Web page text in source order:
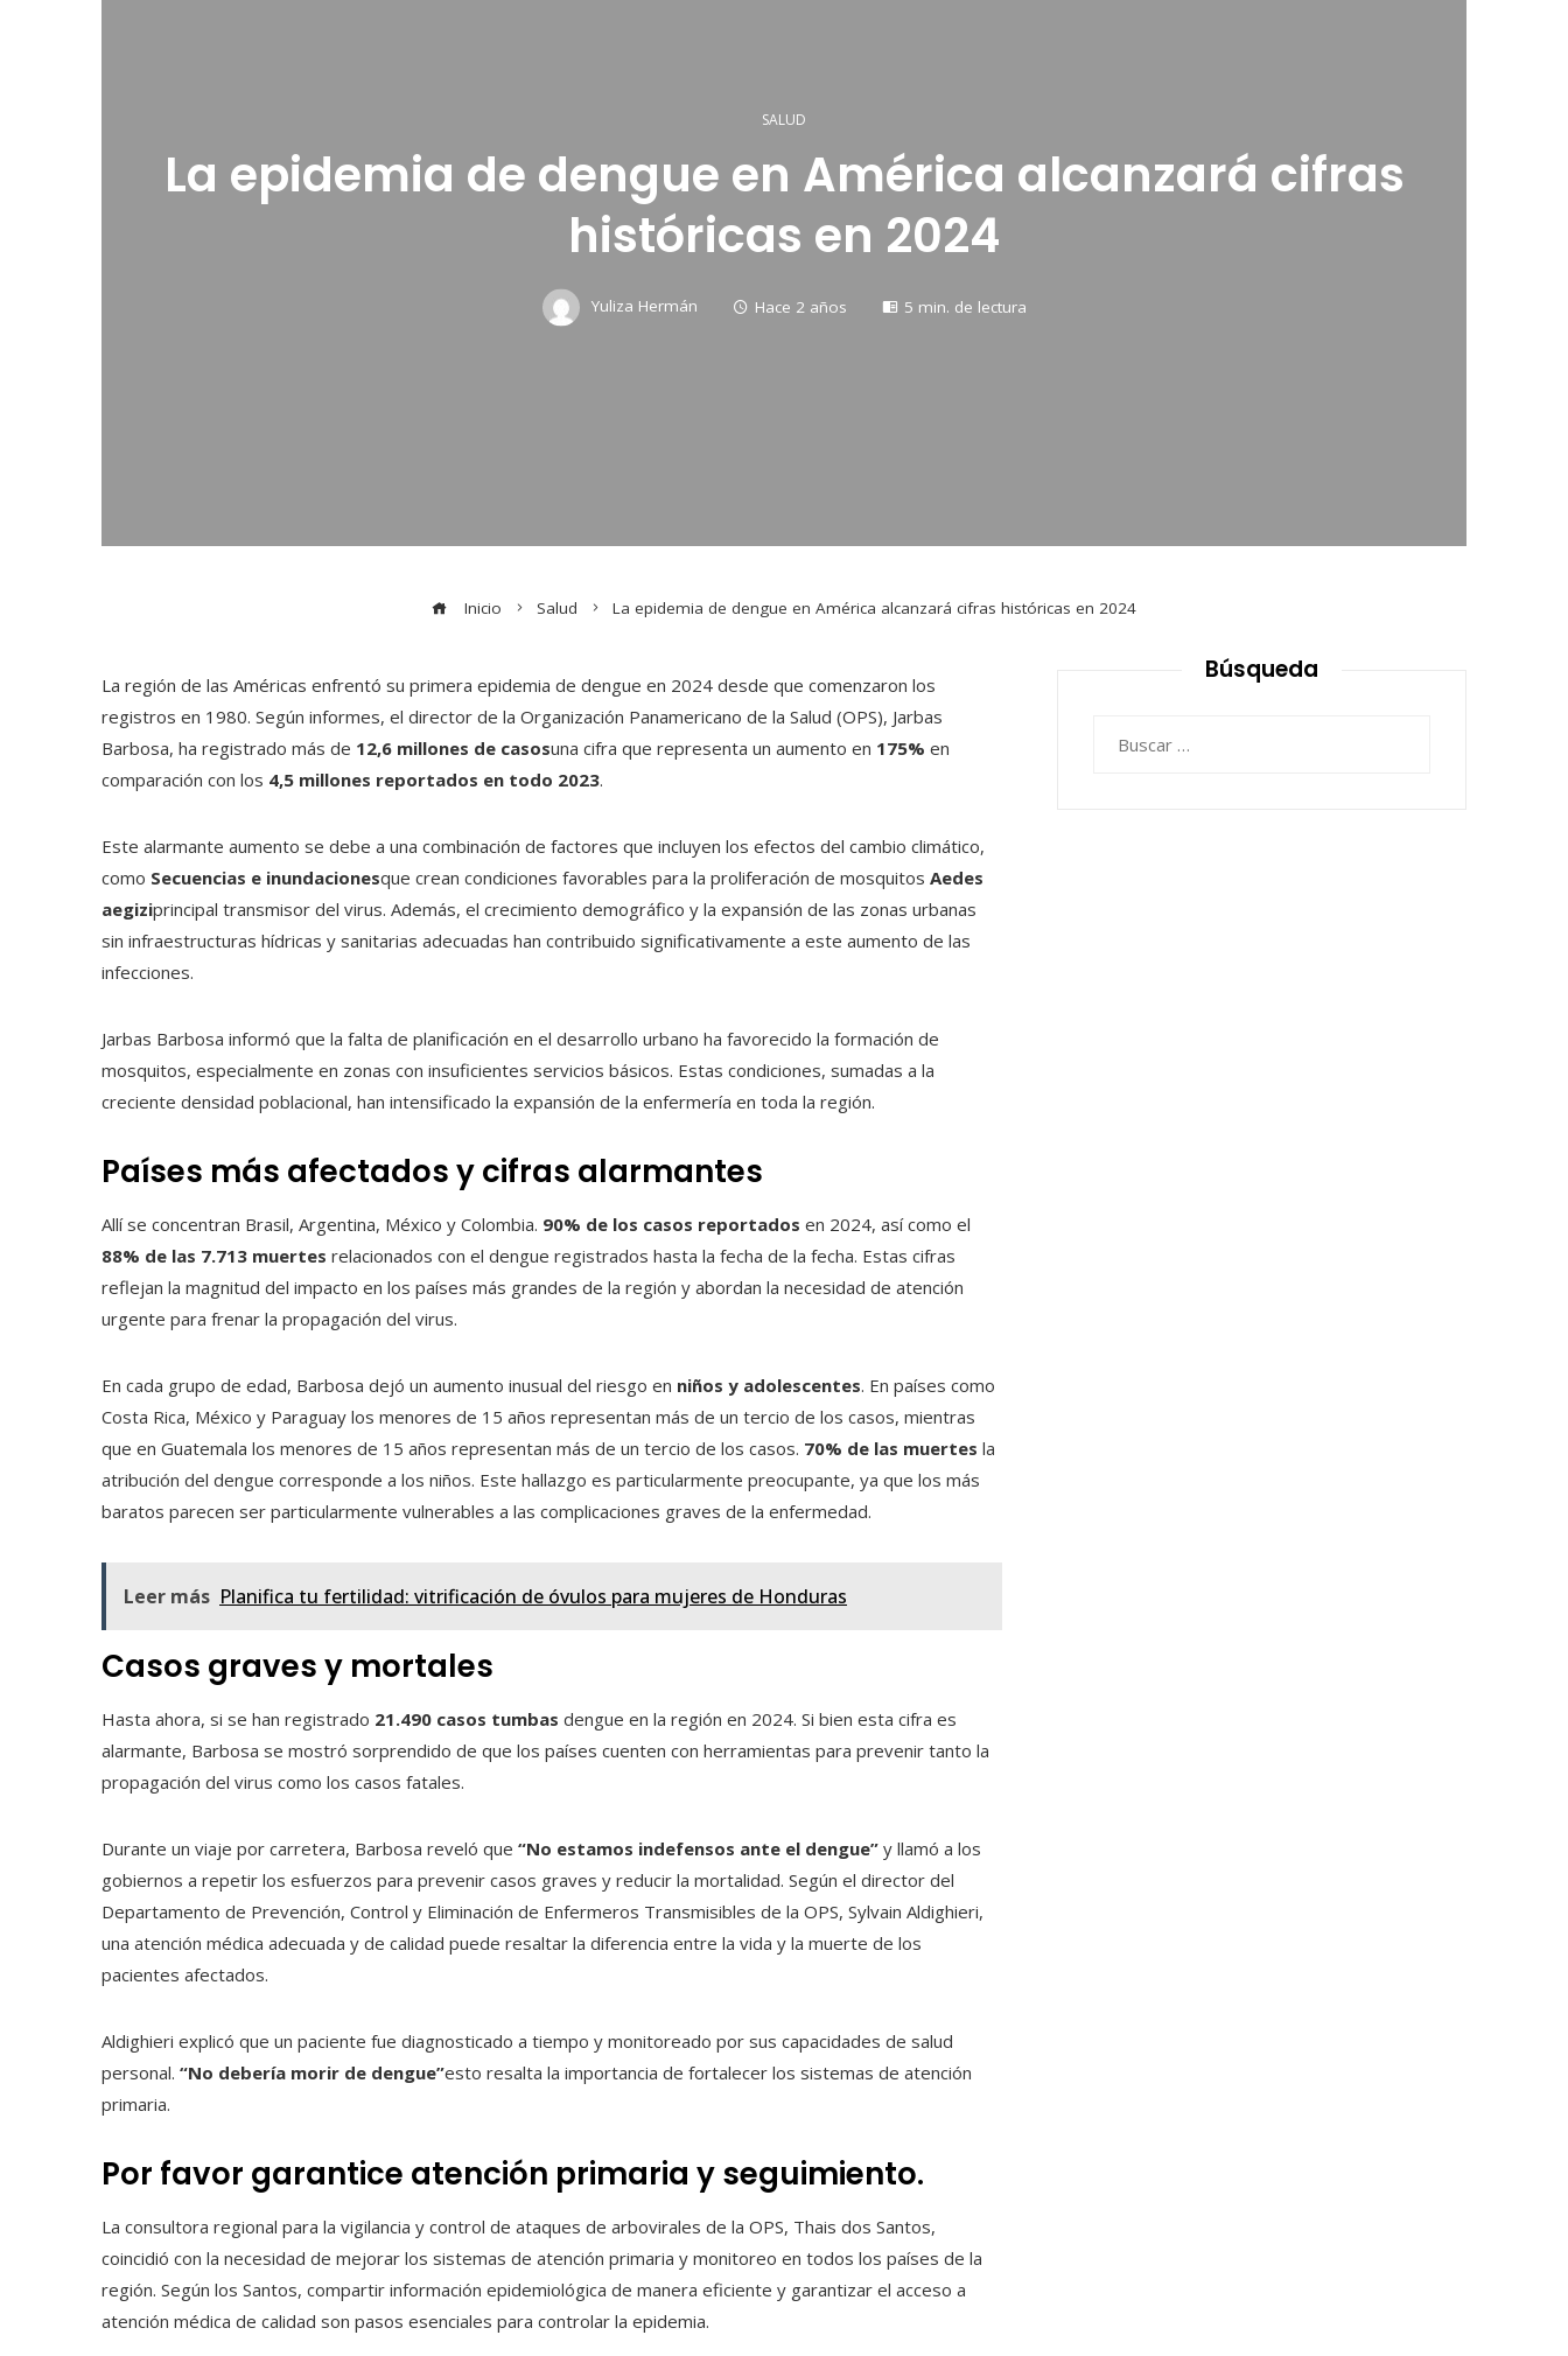
SALUD
La epidemia de dengue en América alcanzará cifras
históricas en 2024
Yuliza Hermán Hace 2 años 5 min. de lectura
Inicio Salud La epidemia de dengue en América alcanzará cifras históricas en 2024
La región de las Américas enfrentó su primera epidemia de dengue en 2024 desde que comenzaron los
registros en 1980. Según informes, el director de la Organización Panamericano de la Salud (OPS), Jarbas
Barbosa, ha registrado más de 12,6 millones de casosuna cifra que representa un aumento en 175% en
comparación con los 4,5 millones reportados en todo 2023.
Este alarmante aumento se debe a una combinación de factores que incluyen los efectos del cambio climático,
como Secuencias e inundacionesque crean condiciones favorables para la proliferación de mosquitos Aedes
aegiziprincipal transmisor del virus. Además, el crecimiento demográfico y la expansión de las zonas urbanas
sin infraestructuras hídricas y sanitarias adecuadas han contribuido significativamente a este aumento de las
infecciones.
Jarbas Barbosa informó que la falta de planificación en el desarrollo urbano ha favorecido la formación de
mosquitos, especialmente en zonas con insuficientes servicios básicos. Estas condiciones, sumadas a la
creciente densidad poblacional, han intensificado la expansión de la enfermería en toda la región.
Países más afectados y cifras alarmantes
Allí se concentran Brasil, Argentina, México y Colombia. 90% de los casos reportados en 2024, así como el
88% de las 7.713 muertes relacionados con el dengue registrados hasta la fecha de la fecha. Estas cifras
reflejan la magnitud del impacto en los países más grandes de la región y abordan la necesidad de atención
urgente para frenar la propagación del virus.
En cada grupo de edad, Barbosa dejó un aumento inusual del riesgo en niños y adolescentes. En países como
Costa Rica, México y Paraguay los menores de 15 años representan más de un tercio de los casos, mientras
que en Guatemala los menores de 15 años representan más de un tercio de los casos. 70% de las muertes la
atribución del dengue corresponde a los niños. Este hallazgo es particularmente preocupante, ya que los más
baratos parecen ser particularmente vulnerables a las complicaciones graves de la enfermedad.
Leer más Planifica tu fertilidad: vitrificación de óvulos para mujeres de Honduras
Casos graves y mortales
Hasta ahora, si se han registrado 21.490 casos tumbas dengue en la región en 2024. Si bien esta cifra es
alarmante, Barbosa se mostró sorprendido de que los países cuenten con herramientas para prevenir tanto la
propagación del virus como los casos fatales.
Durante un viaje por carretera, Barbosa reveló que “No estamos indefensos ante el dengue” y llamó a los
gobiernos a repetir los esfuerzos para prevenir casos graves y reducir la mortalidad. Según el director del
Departamento de Prevención, Control y Eliminación de Enfermeros Transmisibles de la OPS, Sylvain Aldighieri,
una atención médica adecuada y de calidad puede resaltar la diferencia entre la vida y la muerte de los
pacientes afectados.
Aldighieri explicó que un paciente fue diagnosticado a tiempo y monitoreado por sus capacidades de salud
personal. “No debería morir de dengue”esto resalta la importancia de fortalecer los sistemas de atención
primaria.
Por favor garantice atención primaria y seguimiento.
La consultora regional para la vigilancia y control de ataques de arbovirales de la OPS, Thais dos Santos,
coincidió con la necesidad de mejorar los sistemas de atención primaria y monitoreo en todos los países de la
región. Según los Santos, compartir información epidemiológica de manera eficiente y garantizar el acceso a
atención médica de calidad son pasos esenciales para controlar la epidemia.
Búsqueda